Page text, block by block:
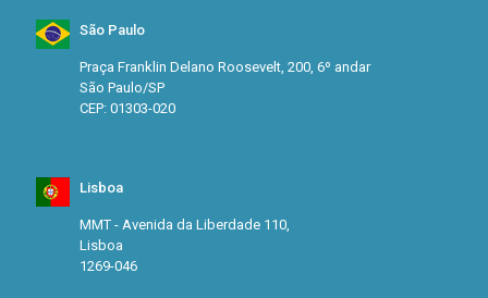
São Paulo
Praça Franklin Delano Roosevelt, 200, 6º andar
São Paulo/SP
CEP: 01303-020
Lisboa
MMT - Avenida da Liberdade 110,
Lisboa
1269-046